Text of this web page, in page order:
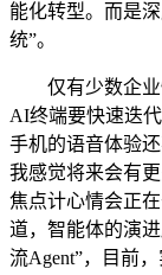
能化转型。而是
统”。
仅有少数企业
AI终端要快速迭
手机的语音体验
我感觉将来会有
焦点计心情会正
道，智能体的演
流Agent”，目前